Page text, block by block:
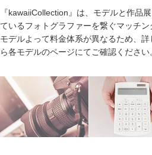
『kawaiiCollection』は、モデルと作品
ているフォトグラファーを繋ぐマッチン
モデルよって料金体系が異なるため、
ら各モデルのページにてご確認ください